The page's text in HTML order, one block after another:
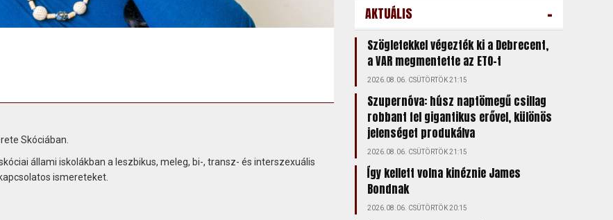
Skóciában.
állami iskolákban a leszbikus, meleg, bi-, transz- és interszexuális
ismereteket.
AKTUÁLIS -
Szögletekkel végezték ki a Debrecent,
a VAR megmentette az ETO-t
2026.08.06. CSÜTÖRTÖK 21:15
Szupernóva: húsz naptömegű csillag
robbant fel gigantikus erővel, különös
jelenséget produkálva
2026.08.06. CSÜTÖRTÖK 21:15
Így kellett volna kinéznie James
Bondnak
2026.08.06. CSÜTÖRTÖK 20:15